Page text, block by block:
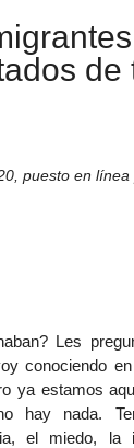
de
puesto en línea
Les
conociendo
ya estamos
hay nada.
el miedo,